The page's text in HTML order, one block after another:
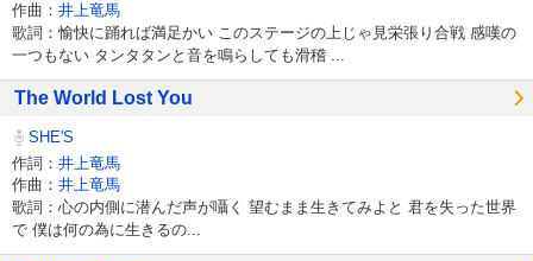
作曲： 井上竜馬
歌詞：愉快に踊れば満足かい このステージの上じゃ見栄張り合戦 感嘆の
一つもない タンタタンと音を鳴らしても滑稽 ...
The World Lost You
SHE'S
作詞： 井上竜馬
作曲： 井上竜馬
歌詞：心の内側に潜んだ声が囁く 望むまま生きてみよと 君を失った世界
で 僕は何の為に生きるの...